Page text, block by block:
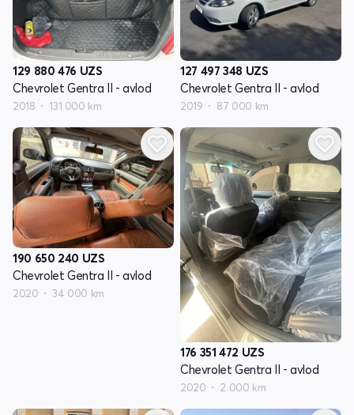
129 880 476 UZS
Chevrolet Gentra II - avlod
2018 131 000 km
127 497 348 UZS
Chevrolet Gentra II - avlod
2019 87 000 km
190 650 240 UZS
Chevrolet Gentra II - avlod
2020 34 000 km
176 351 472 UZS
Chevrolet Gentra II - avlod
2020 2 000 km